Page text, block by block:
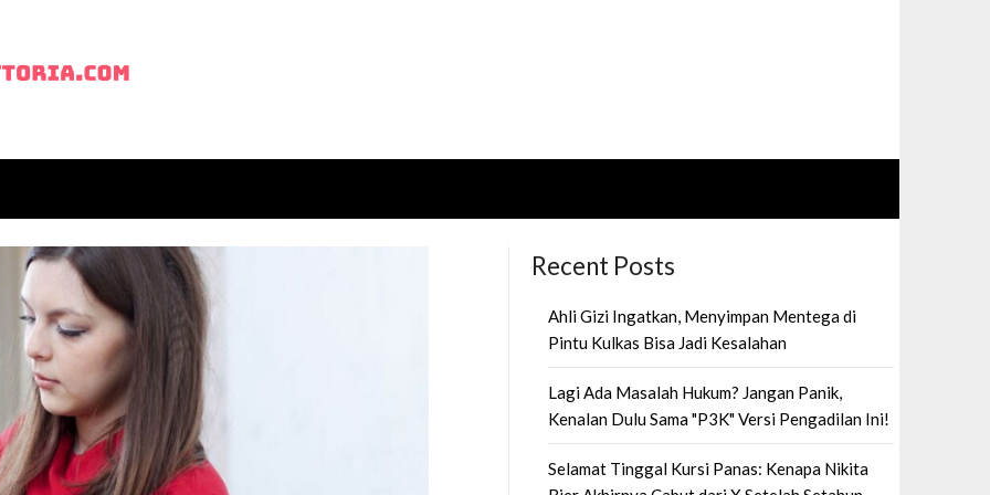
Recent Posts
Ahli Gizi Ingatkan, Menyimpan Mentega di
Pintu Kulkas Bisa Jadi Kesalahan
Lagi Ada Masalah Hukum? Jangan Panik,
Kenalan Dulu Sama "P3K" Versi Pengadilan Ini!
Selamat Tinggal Kursi Panas: Kenapa Nikita